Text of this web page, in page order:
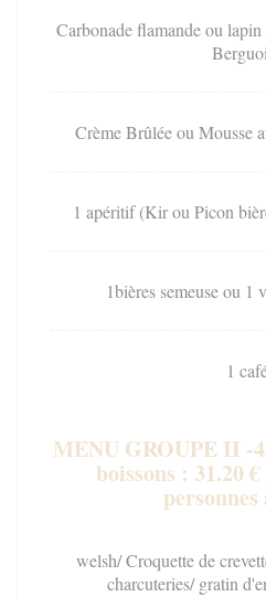
Carbonade flamande ou
Crème Brûlée ou Mousse
1 apéritif (Kir ou Picon
1bières semeuse ou 1
1
MENU GROUPE II -
boissons : 31.20
welsh/ Croquette de
charcuteries/ gratin